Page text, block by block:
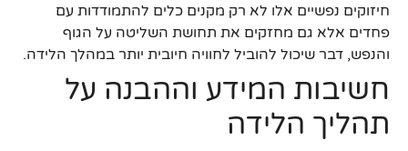
חיזוקים נפשיים אלו לא רק מקנים כלים להתמודדות עם
פחדים אלא גם מחזקים את תחושת השליטה על הגוף
והנפש, דבר שיכול להוביל לחוויה חיובית יותר במהלך הלידה.
חשיבות המידע וההבנה על
תהליך הלידה